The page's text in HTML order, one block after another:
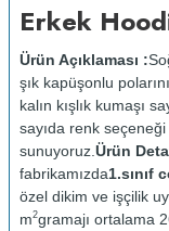
Erkek
Ürün Açıklaması :
şık kapüşonlu
kalın kışlık kumaşı
sayıda renk
sunuyoruz. Ürün
fabrikamızda1.sınıf
özel dikim ve işçilik
m2gramajı ortalama